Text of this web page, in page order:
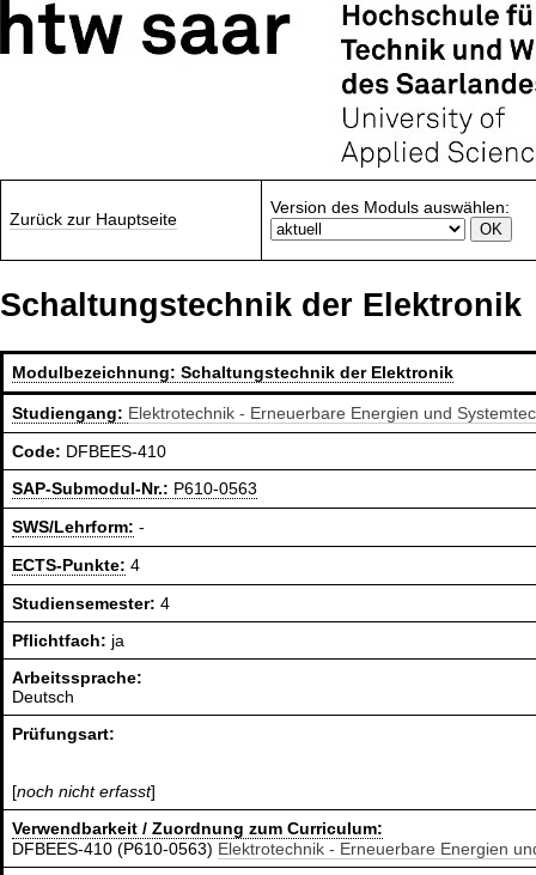
Zurück zur Hauptseite
Version des Moduls auswählen:
Schaltungstechnik der Elektronik
Modulbezeichnung:Schaltungstechnik der Elektronik
Studiengang: Elektrotechnik - Erneuerbare Energien und
Code: DFBEES-410
SAP-Submodul-Nr.: P610-0563
SWS/Lehrform: -
ECTS-Punkte: 4
Studiensemester:4
Pflichtfach: ja
Arbeitssprache:
Deutsch
Prüfungsart:
[noch nicht erfasst]
Verwendbarkeit / Zuordnung zum Curriculum:
DFBEES-410 (P610-0563) Elektrotechnik - Erneuerbare Energien